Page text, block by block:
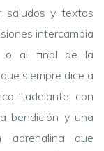
saludos y textos
intercambia
o al final de la
siempre dice a
“¡adelante, con
bendición y una
adrenalina que